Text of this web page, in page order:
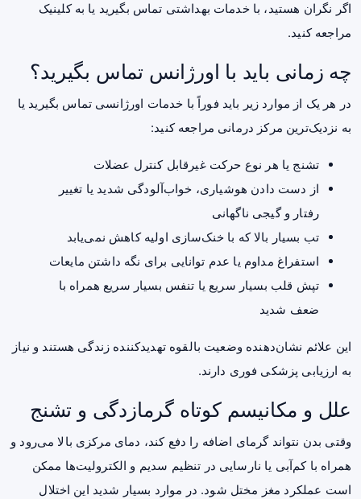
اگر نگران هستید، با خدمات بهداشتی تماس بگیرید یا به کلینیک
مراجعه کنید.
چه زمانی باید با اورژانس تماس بگیرید؟
در هر یک از موارد زیر باید فوراً با خدمات اورژانسی تماس بگیرید یا
به نزدیک‌ترین مرکز درمانی مراجعه کنید:
تشنج یا هر نوع حرکت غیرقابل کنترل عضلات
از دست دادن هوشیاری، خواب‌آلودگی شدید یا تغییر
رفتار و گیجی ناگهانی
تب بسیار بالا که با خنک‌سازی اولیه کاهش نمی‌یابد
استفراغ مداوم یا عدم توانایی برای نگه داشتن مایعات
تپش قلب بسیار سریع یا تنفس بسیار سریع همراه با
ضعف شدید
این علائم نشان‌دهنده وضعیت بالقوه تهدیدکننده زندگی هستند و نیاز
به ارزیابی پزشکی فوری دارند.
علل و مکانیسم کوتاه گرمازدگی و تشنج
وقتی بدن نتواند گرمای اضافه را دفع کند، دمای مرکزی بالا می‌رود و
همراه با کم‌آبی یا نارسایی در تنظیم سدیم و الکترولیت‌ها ممکن
است عملکرد مغز مختل شود. در موارد بسیار شدید این اختلال